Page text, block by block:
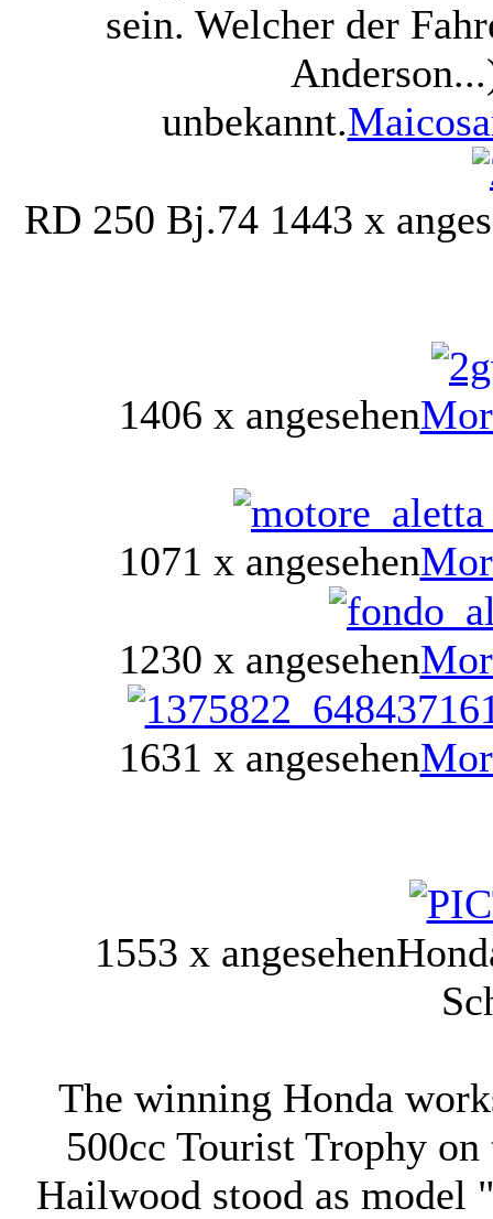
sein. Welcher der
unbekannt.
RD 250 Bj.74 1443 x
1406 x angesehen
1071 x angesehen
1230 x angesehen
1631 x angesehen
1553 x angesehen
The winning Honda
500cc Tourist Trophy
Hailwood stood as